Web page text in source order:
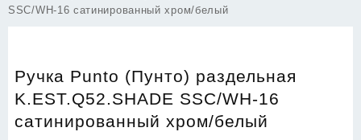
SSC/WH-16 сатинированный хром/белый
Ручка Punto (Пунто) раздельная
K.EST.Q52.SHADE SSC/WH-16
сатинированный хром/белый